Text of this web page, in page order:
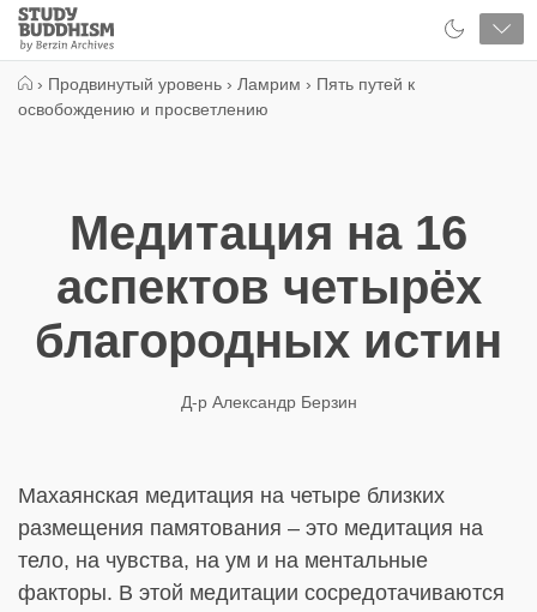
Close
Study
Buddhism
› Продвинутый уровень › Ламрим › Пять путей к
освобождению и просветлению
Медитация на 16
аспектов четырёх
благородных истин
Д-р Александр Берзин
Махаянская медитация на четыре близких
размещения памятования – это медитация на
тело, на чувства, на ум и на ментальные
факторы. В этой медитации сосредотачиваются